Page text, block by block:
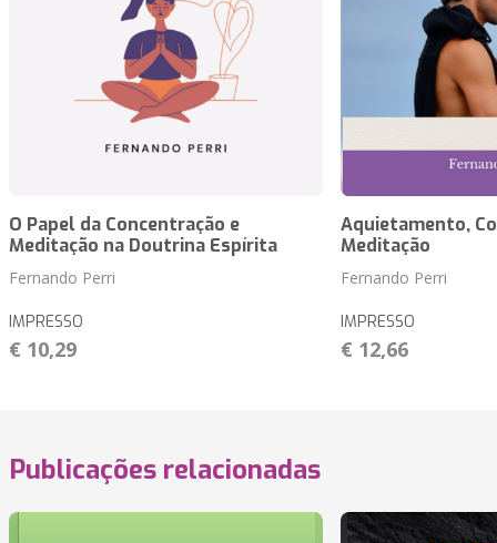
O Papel da Concentração e
Meditação na Doutrina Espírita
Fernando Perri
IMPRESSO
€ 10,29
Aquietamento,
Meditação
Fernando Perri
IMPRESSO
€ 12,66
Publicações relacionadas